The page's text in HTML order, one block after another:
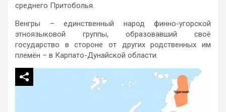
среднего Притоболья.
Венгры – единственный народ финно-угорской
этноязыковой группы, образовавший своё
государство в стороне от других родственных им
племён – в Карпато-Дунайской области.